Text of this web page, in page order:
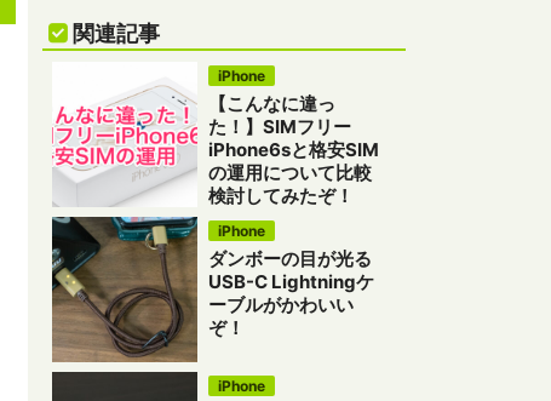
関連記事
iPhone
【こんなに違っ
た！】SIMフリー
iPhone6sと格安SIM
の運用について比較
検討してみたぞ！
iPhone
ダンボーの目が光る
USB-C Lightningケ
ーブルがかわいい
ぞ！
iPhone